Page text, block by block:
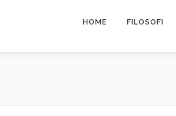
HOME FILOSOFI